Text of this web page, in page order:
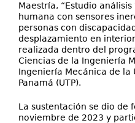
Maestría, “Estudio
humana con sensores
personas con
desplazamiento en
realizada dentro del
Ciencias de la Ingeniería
Ingeniería Mecánica de la
Panamá (UTP).
La sustentación se dio de
noviembre de 2023 y